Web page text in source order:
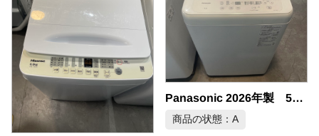
Panasonic 2026年製 5kg 洗濯機 中古品販売
商品の状態：A